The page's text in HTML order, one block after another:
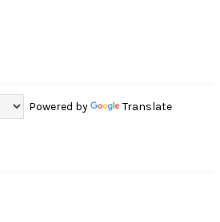
Powered by Translate